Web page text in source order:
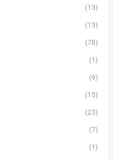
(13)
(13)
(78)
(1)
(9)
(15)
(23)
(7)
(1)